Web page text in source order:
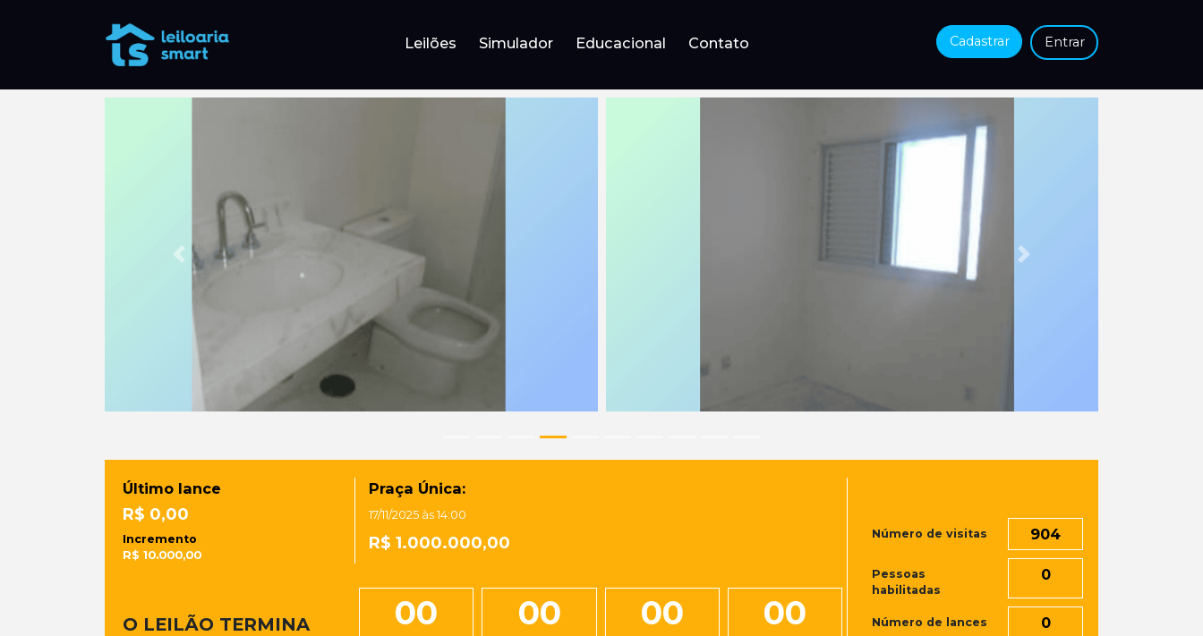
Leilões Simulador Educacional Contato Entrar
Cadastrar
Anterior Próxima
Último lance
R$ 0,00
Incremento
R$ 10.000,00
Praça Única:
17/11/2025 às 14:00
R$ 1.000.000,00
O LEILÃO TERMINA
00 00 00 00
Número de visitas 904
Pessoas
habilitadas
0
Número de lances 0